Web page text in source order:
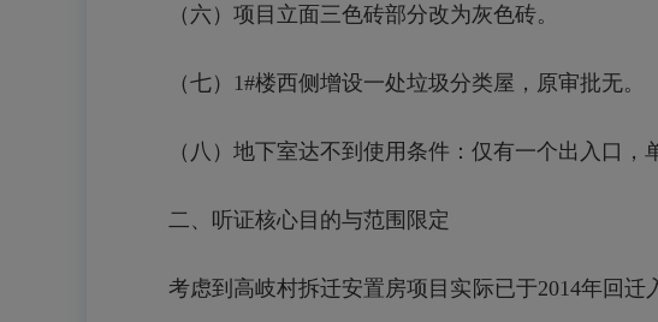
（六）项目立面三色砖部分改为灰色砖。
（七）1#楼西侧增设一处垃圾分类屋，原审批无。
（八）地下室达不到使用条件：仅有一个出入口，
二、听证核心目的与范围限定
考虑到高岐村拆迁安置房项目实际已于2014年回迁